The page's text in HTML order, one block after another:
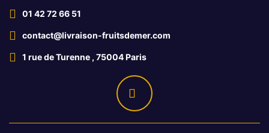
01 42 72 66 51
contact@livraison-fruitsdemer.com
1 rue de Turenne , 75004 Paris